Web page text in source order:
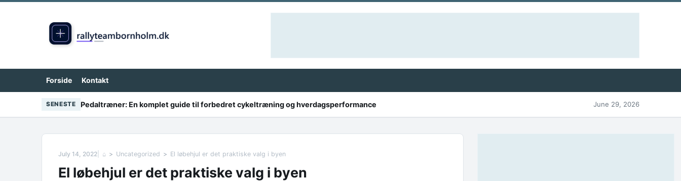
Forside Kontakt
SENESTE Pedaltræner: En komplet guide til forbedret cykeltræning og hverdagsperformance June 29, 2026
July 14, 2022 ⌂ Uncategorized El løbehjul er det praktiske valg i byen
El løbehjul er det praktiske valg i byen